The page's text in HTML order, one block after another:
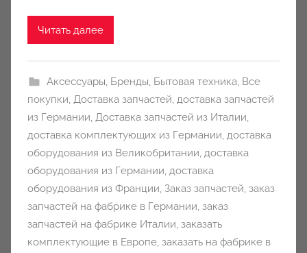
Читать далее
Аксессуары, Бренды, Бытовая техника, Все
покупки, Доставка запчастей, доставка запчастей
из Германии, Доставка запчастей из Италии,
доставка комплектующих из Германии, доставка
оборудования из Великобритании, доставка
оборудования из Германии, доставка
оборудования из Франции, Заказ запчастей, заказ
запчастей на фабрике в Германии, заказ
запчастей на фабрике Италии, заказать
комплектующие в Европе, заказать на фабрике в